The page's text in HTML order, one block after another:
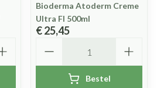
Bioderma Atoderm Creme
Ultra Fl 500ml
€ 25,45
Bestel